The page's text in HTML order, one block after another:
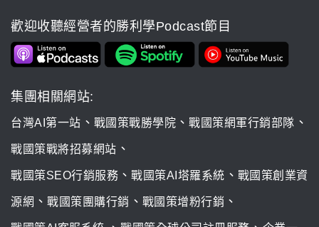
歡迎收聽經營者的勝利學Podcast節目
集團相關網站:
台灣AI第一站 、 戰國策戰勝學院 、 戰國策網軍行銷部隊 、
戰國策戰將招募網站 、
戰國策SEO行銷服務 、 戰國策AI塔羅系統 、 戰國策創業資
源網 、 戰國策團購行銷 、 戰國策增粉行銷 、